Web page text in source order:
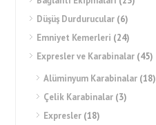
Düşüş Durdurucular (6)
Emniyet Kemerleri (24)
Expresler ve Karabinalar (45)
Alüminyum Karabinalar (18)
Çelik Karabinalar (3)
Expresler (18)